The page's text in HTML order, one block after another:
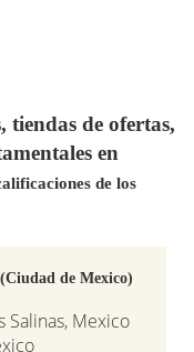
tiendas de ofertas,
en
de los
de Mexico)
Salinas, Mexico